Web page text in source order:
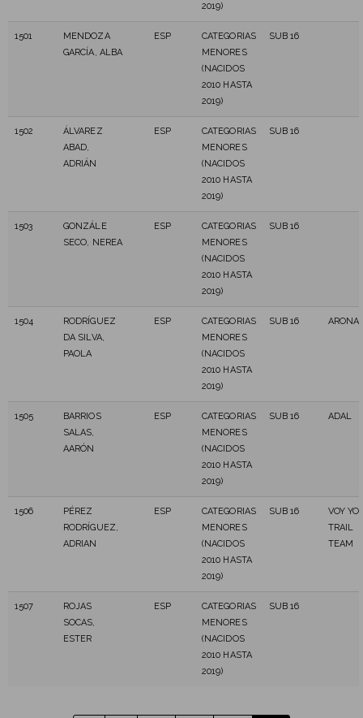
2019)
1501
MENDOZA
GARCÍA, ALBA
ESP
CATEGORIAS
MENORES
(NACIDOS
2010 HASTA
2019)
SUB 16
1502
ÁLVAREZ
ABAD,
ADRIÁN
ESP
CATEGORIAS
MENORES
(NACIDOS
2010 HASTA
2019)
SUB 16
1503
GONZÁLE
SECO, NEREA
ESP
CATEGORIAS
MENORES
(NACIDOS
2010 HASTA
2019)
SUB 16
1504
RODRÍGUEZ
DA SILVA,
PAOLA
ESP
CATEGORIAS
MENORES
(NACIDOS
2010 HASTA
2019)
SUB 16 ARONA
1505
BARRIOS
SALAS,
AARÓN
ESP
CATEGORIAS
MENORES
(NACIDOS
2010 HASTA
2019)
SUB 16 ADAL
1506
PÉREZ
RODRÍGUEZ,
ADRIAN
ESP
CATEGORIAS
MENORES
(NACIDOS
2010 HASTA
2019)
SUB 16
VOY
TRAIL
TEAM
1507
ROJAS
SOCAS,
ESTER
ESP
CATEGORIAS
MENORES
(NACIDOS
2010 HASTA
2019)
SUB 16